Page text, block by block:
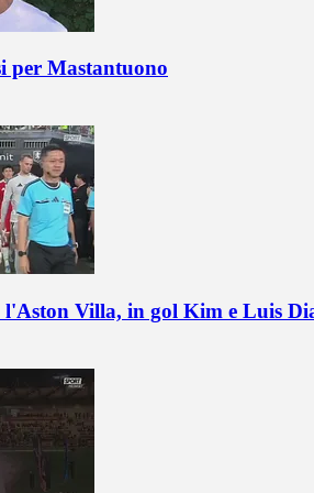
per Mastantuono
Villa, in gol Kim e Luis